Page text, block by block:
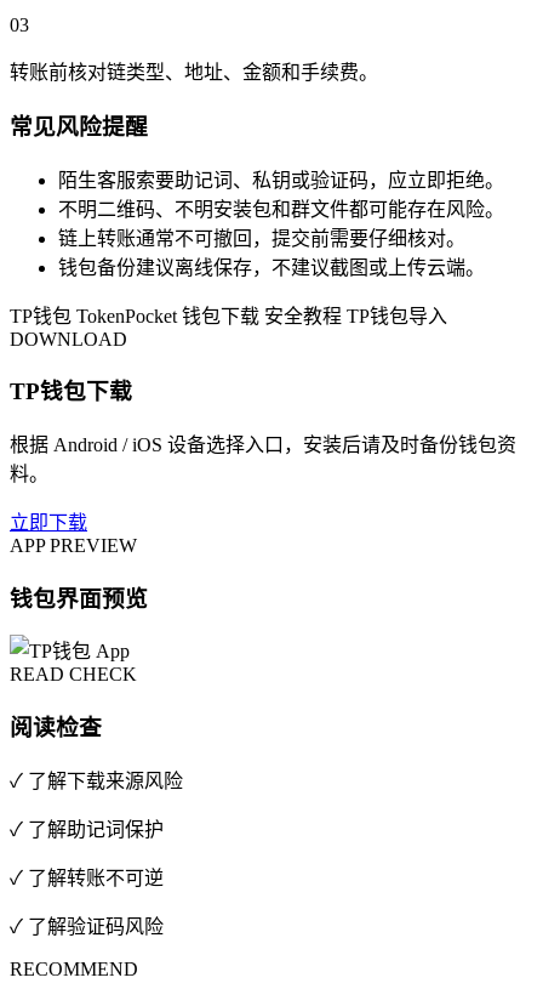
03
转账前核对链类型、地址、金额和手续费。
常见风险提醒
陌生客服索要助记词、私钥或验证码，应立即拒绝。
不明二维码、不明安装包和群文件都可能存在风险。
链上转账通常不可撤回，提交前需要仔细核对。
钱包备份建议离线保存，不建议截图或上传云端。
TP钱包 TokenPocket 钱包下载 安全教程 TP钱包导入
DOWNLOAD
TP钱包下载
根据 Android / iOS 设备选择入口，安装后请及时备份钱包资
料。
立即下载
APP PREVIEW
钱包界面预览
READ CHECK
阅读检查
✓ 了解下载来源风险
✓ 了解助记词保护
✓ 了解转账不可逆
✓ 了解验证码风险
RECOMMEND